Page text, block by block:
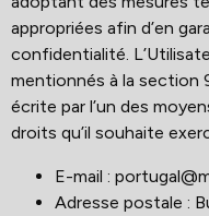
appropriées afin d’en
confidentialité.
mentionnés à la section
écrite par l’un des
droits qu’il souhaite
E-mail :
Adresse postale :